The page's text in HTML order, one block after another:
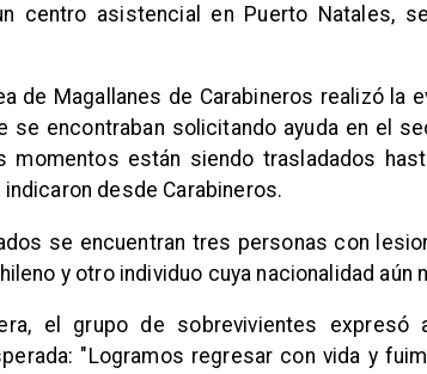
centro asistencial en Puerto Natales,
de Magallanes de Carabineros realizó la
se encontraban solicitando ayuda en el
momentos están siendo trasladados
indicaron desde Carabineros.
se encuentran tres personas con
y otro individuo cuya nacionalidad aún
el grupo de sobrevivientes
"Logramos regresar con vida y